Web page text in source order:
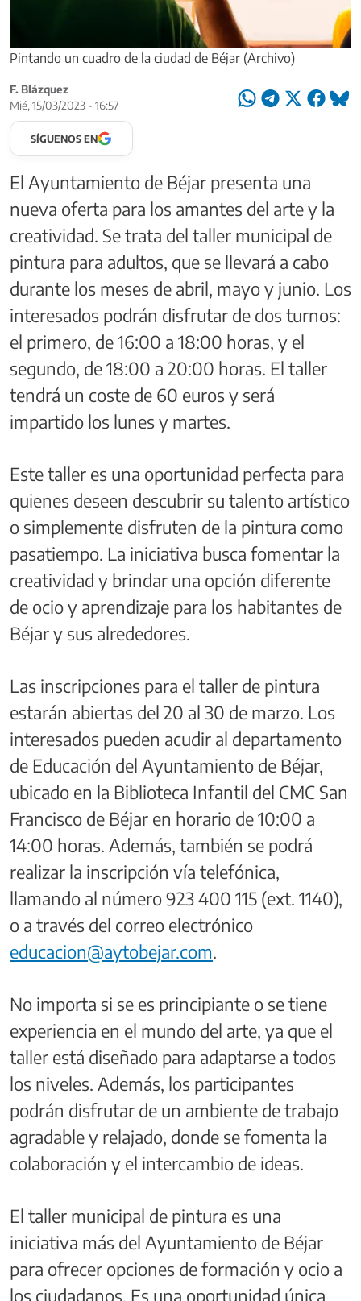
Pintando un cuadro de la ciudad de Béjar (Archivo)
F. Blázquez
Mié, 15/03/2023 - 16:57
SÍGUENOS EN
El Ayuntamiento de Béjar presenta una
nueva oferta para los amantes del arte y la
creatividad. Se trata del taller municipal de
pintura para adultos, que se llevará a cabo
durante los meses de abril, mayo y junio. Los
interesados podrán disfrutar de dos turnos:
el primero, de 16:00 a 18:00 horas, y el
segundo, de 18:00 a 20:00 horas. El taller
tendrá un coste de 60 euros y será
impartido los lunes y martes.
Este taller es una oportunidad perfecta para
quienes deseen descubrir su talento artístico
o simplemente disfruten de la pintura como
pasatiempo. La iniciativa busca fomentar la
creatividad y brindar una opción diferente
de ocio y aprendizaje para los habitantes de
Béjar y sus alrededores.
Las inscripciones para el taller de pintura
estarán abiertas del 20 al 30 de marzo. Los
interesados pueden acudir al departamento
de Educación del Ayuntamiento de Béjar,
ubicado en la Biblioteca Infantil del CMC San
Francisco de Béjar en horario de 10:00 a
14:00 horas. Además, también se podrá
realizar la inscripción vía telefónica,
llamando al número 923 400 115 (ext. 1140),
o a través del correo electrónico
educacion@aytobejar.com.
No importa si se es principiante o se tiene
experiencia en el mundo del arte, ya que el
taller está diseñado para adaptarse a todos
los niveles. Además, los participantes
podrán disfrutar de un ambiente de trabajo
agradable y relajado, donde se fomenta la
colaboración y el intercambio de ideas.
El taller municipal de pintura es una
iniciativa más del Ayuntamiento de Béjar
para ofrecer opciones de formación y ocio a
los ciudadanos. Es una oportunidad única